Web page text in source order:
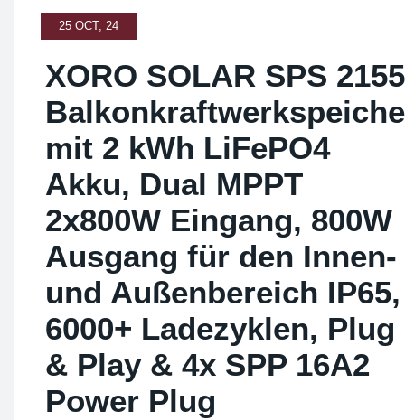
25 OCT, 24
XORO SOLAR SPS 2155
mit 2 kWh LiFePO4
Akku, Dual MPPT
2x800W Eingang, 800W
Ausgang für den Innen-
und Außenbereich IP65,
6000+ Ladezyklen, Plug
& Play & 4x SPP 16A2
Power Plug